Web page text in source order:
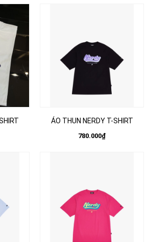
ÁO THUN NERDY T-SHIRT
780.000₫